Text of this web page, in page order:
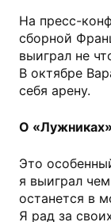
На пресс-
сборной
выиграл не
В октябре
себя арену.
О «Лужниках»
Это
я выиграл
останется в
Я рад за